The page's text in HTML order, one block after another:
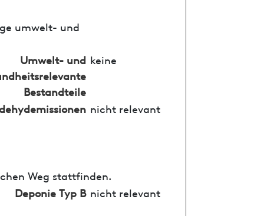
umwelt- und
Umwelt- und
Bestandteile
keine
nicht relevant
Weg stattfinden.
Deponie Typ B nicht relevant